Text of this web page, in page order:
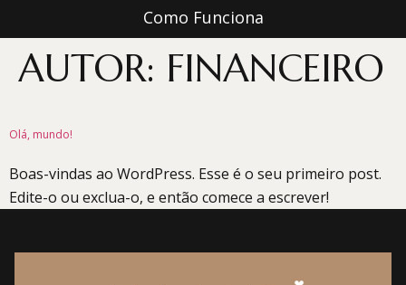
Como Funciona
AUTOR: FINANCEIRO
Olá, mundo!
Boas-vindas ao WordPress. Esse é o seu primeiro post.
Edite-o ou exclua-o, e então comece a escrever!